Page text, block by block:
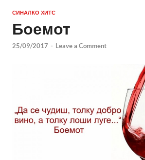
СИНАЛКО ХИТС
Боемот
25/09/2017 - Leave a Comment